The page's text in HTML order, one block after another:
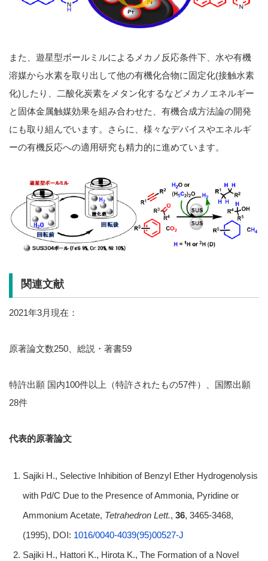
また、遊星型ボールミルによるメカノ反応条件下、水や有機
溶媒から水素を取り出して他の有機化合物に固定化(接触水素
化)したり、二酸化炭素をメタン化するなどメカノエネルギー
と固体金属触媒効果を組み合わせた、有機合成方法論の開発
にも取り組んでいます。さらに、様々なデバイスやエネルギ
ーの有機反応への適用研究も精力的に進めています。
関連文献
2021年3月現在：
原著論文数250、総説・著書59
特許出願 国内100件以上（特許されたもの57件）、国際出願
28件
代表的原著論文
Sajiki H., Selective Inhibition of Benzyl Ether Hydrogenolysis
with Pd/C Due to the Presence of Ammonia, Pyridine or
Ammonium Acetate, Tetrahedron Lett., 36, 3465-3468,
(1995), DOI: 1016/0040-4039(95)00527-J
Sajiki H., Hattori K., Hirota K., The Formation of a Novel